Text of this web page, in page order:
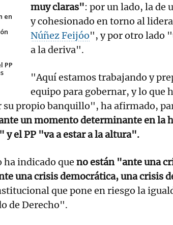
en
PP
muy claras": por un lado, la de
y cohesionado en torno al
Núñez Feijóo", y por otro lado
a la deriva".
"Aquí estamos trabajando y
equipo para gobernar, y lo que
su propio banquillo", ha afirmado,
un momento determinante en la
y el PP "va a estar a la altura".
ha indicado que no están "ante una
una crisis democrática, una crisis
que pone en riesgo la
de Derecho".